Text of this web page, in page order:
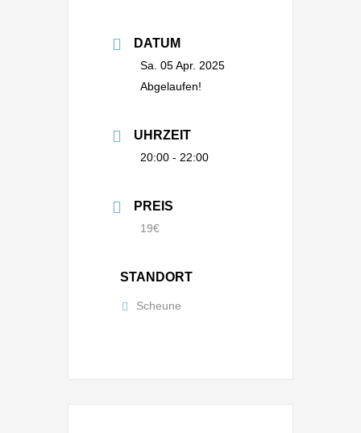
DATUM
Sa. 05 Apr. 2025
Abgelaufen!
UHRZEIT
20:00 - 22:00
PREIS
19€
STANDORT
Scheune